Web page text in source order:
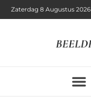
Zaterdag 8 Augustus 2026